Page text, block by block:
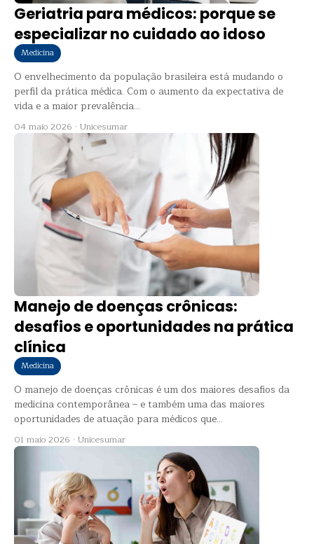
Geriatria para médicos: porque se
especializar no cuidado ao idoso
Medicina
O envelhecimento da população brasileira está mudando o
perfil da prática médica. Com o aumento da expectativa de
vida e a maior prevalência...
04 maio 2026 · Unicesumar
Manejo de doenças crônicas:
desafios e oportunidades na prática
clínica
Medicina
O manejo de doenças crônicas é um dos maiores desafios da
medicina contemporânea – e também uma das maiores
oportunidades de atuação para médicos que...
01 maio 2026 · Unicesumar